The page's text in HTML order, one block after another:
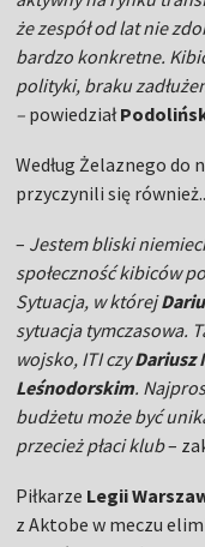
że zespół od lat nie
bardzo konkretne.
polityki, braku
– powiedział
Według Żelaznego do
przyczynili się
– Jestem bliski
społeczność kibiców
Sytuacja, w której
sytuacja tymczasowa.
wojsko, ITI czyDariusz
Leśnodorskim.
budżetu może być
przecież płaci klub–
Piłkarze Legii
z Aktobe w meczu